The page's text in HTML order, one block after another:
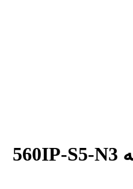
دوربین تحت شبکه 560IP-S5-N3